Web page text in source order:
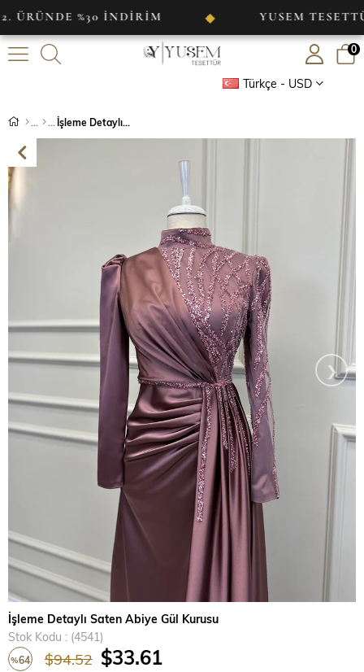
%30 İNDİRİM ◆ YUSEM TESETTÜR
Türkçe - USD
0
İşleme Detaylı Saten Abiye Gül Kurusu
›
İşleme Detaylı Saten Abiye Gül Kurusu
Stok Kodu
(4541)
%64 $94.52 $33.61